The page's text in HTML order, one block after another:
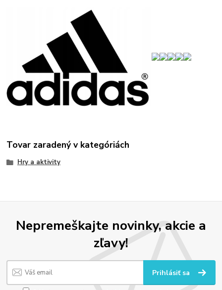
Tovar zaradený v kategóriách
Hry a aktivity
Nepremeškajte novinky, akcie a
zľavy!
Prihlásiť sa